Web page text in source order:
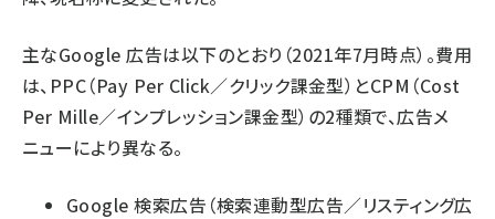
主なGoogle 広告は以下のとおり（2021年7月時点）。費用
は、PPC（Pay Per Click／クリック課金型）とCPM（Cost
Per Mille／インプレッション課金型）の2種類で、広告メ
ニューにより異なる。
Google 検索広告（検索連動型広告／リスティング広